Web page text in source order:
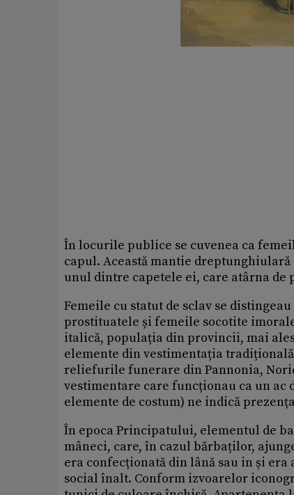
În locurile publice se cuvenea ca
capul. Această mantie
unul dintre capetele ei, care atârna de
Femeile cu statut de sclav se
prostituatele și femeile socotite
italică, populația din provincii, mai
elemente din vestimentația
reliefurile funerare din Pannonia,
vestimentare care funcționau ca un
elemente de costum) ne indică
În epoca Principatului, elementul de
mâneci, care, în cazul bărbaților,
era confecționată din lână sau in și
social înalt. Conform izvoarelor